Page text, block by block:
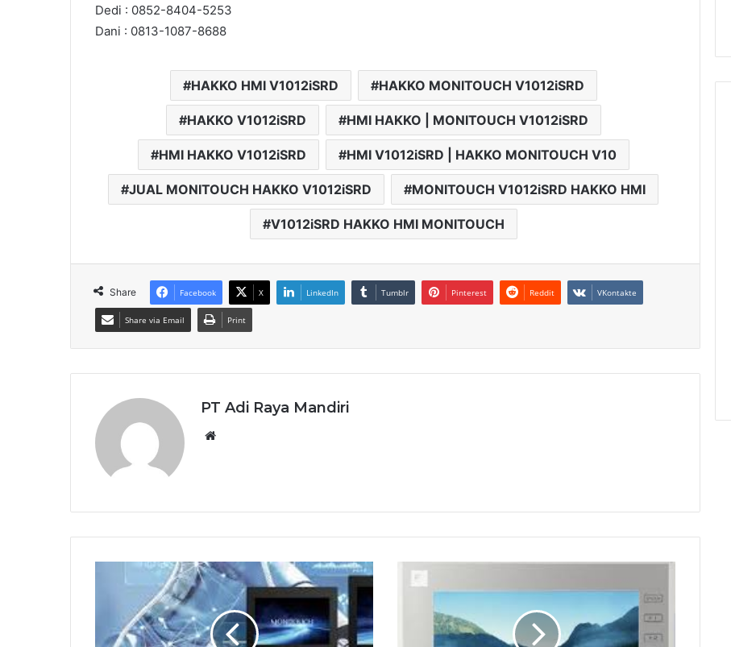
Dedi : 0852-8404-5253
Dani : 0813-1087-8688
HAKKO HMI V1012iSRD HAKKO MONITOUCH V1012iSRD
HAKKO V1012iSRD HMI HAKKO | MONITOUCH V1012iSRD
HMI HAKKO V1012iSRD HMI V1012iSRD | HAKKO MONITOUCH V10
JUAL MONITOUCH HAKKO V1012iSRD MONITOUCH V1012iSRD HAKKO HMI
V1012iSRD HAKKO HMI MONITOUCH
Share Facebook X LinkedIn Tumblr Pinterest Reddit VKontakte
Share via Email Print
PT Adi Raya Mandiri
MONITOUCH
HAKKO
V1012iSLBD
MONITOUCH
HAKKO